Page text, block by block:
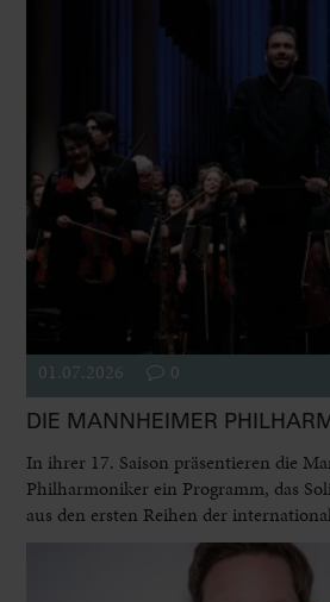
01.07.2026 0
DIE MANNHEIMER
In ihrer 17. Saison präsentieren die
Philharmoniker ein Programm, das
aus den ersten Reihen der